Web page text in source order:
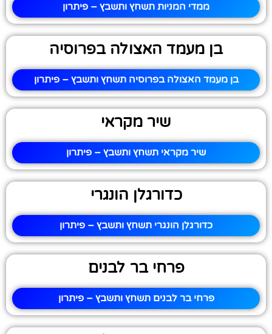
ממדי המניות תשחץ ותשבץ – פיתרון
בן מעמד האצולה בפרוסיה
בן מעמד האצולה בפרוסיה תשחץ ותשבץ – פיתרון
שיר מקראי
שיר מקראי תשחץ ותשבץ – פיתרון
כדורגלן הונגרי
כדורגלן הונגרי תשחץ ותשבץ – פיתרון
פרחי בר לבנים
פרחי בר לבנים תשחץ ותשבץ – פיתרון